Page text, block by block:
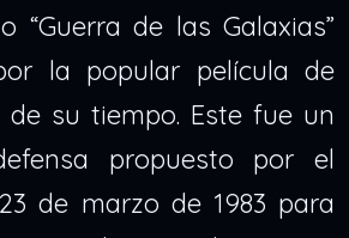
“Guerra de las Galaxias”
la popular película de
de su tiempo. Este fue un
propuesto por el
de marzo de 1983 para